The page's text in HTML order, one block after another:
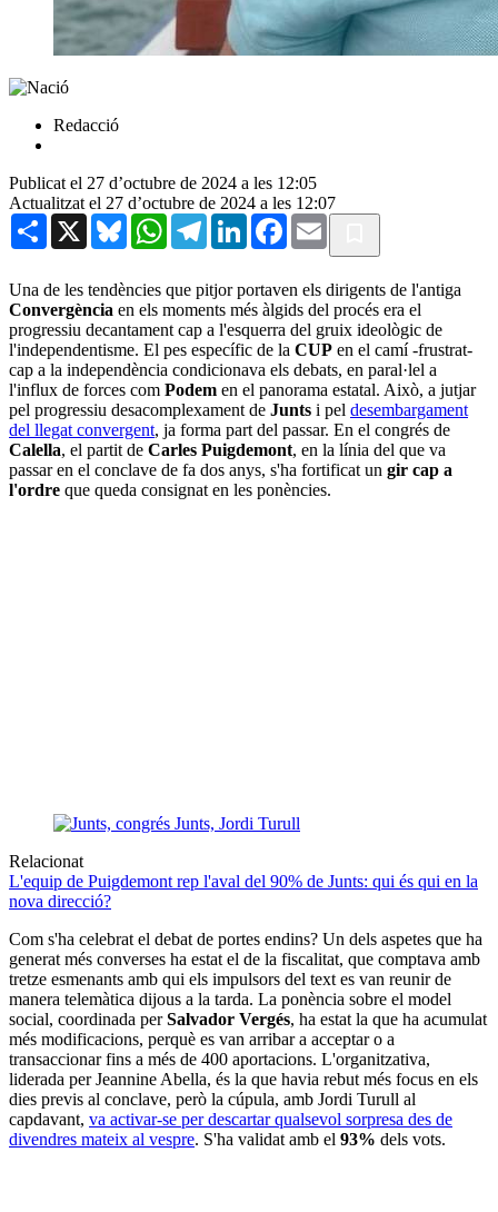
Redacció
Publicat el 27 d’octubre de 2024 a les 12:05
Actualitzat el 27 d’octubre de 2024 a les 12:07
Share X BlueskyWhatsAppTelegramLinkedInFacebook
Email
Una de les tendències que pitjor portaven els dirigents de l'antiga
Convergència en els moments més àlgids del procés era el
progressiu decantament cap a l'esquerra del gruix ideològic de
l'independentisme. El pes específic de la CUP en el camí -frustrat-
cap a la independència condicionava els debats, en paral·lel a
l'influx de forces com Podem en el panorama estatal. Això, a jutjar
pel progressiu desacomplexament de Junts i pel desembargament
del llegat convergent, ja forma part del passar. En el congrés de
Calella, el partit de Carles Puigdemont, en la línia del que va
passar en el conclave de fa dos anys, s'ha fortificat un gir cap a
l'ordre que queda consignat en les ponències.
Relacionat
L'equip de Puigdemont rep l'aval del 90% de Junts: qui és qui en la
nova direcció?
Com s'ha celebrat el debat de portes endins? Un dels aspetes que ha
generat més converses ha estat el de la fiscalitat, que comptava amb
tretze esmenants amb qui els impulsors del text es van reunir de
manera telemàtica dijous a la tarda. La ponència sobre el model
social, coordinada perSalvador Vergés, ha estat la que ha acumulat
més modificacions, perquè es van arribar a acceptar o a
transaccionar fins a més de 400 aportacions. L'organitzativa,
liderada per Jeannine Abella, és la que havia rebut més focus en els
dies previs al conclave, però la cúpula, amb Jordi Turull al
capdavant, va activar-se per descartar qualsevol sorpresa des de
divendres mateix al vespre. S'ha validat amb el 93% dels vots.